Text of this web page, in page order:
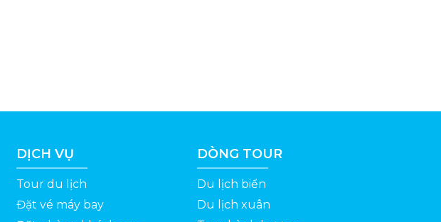
DỊCH VỤ
Tour du lịch
Đặt vé máy bay
DÒNG TOUR
Du lịch biển
Du lịch xuân